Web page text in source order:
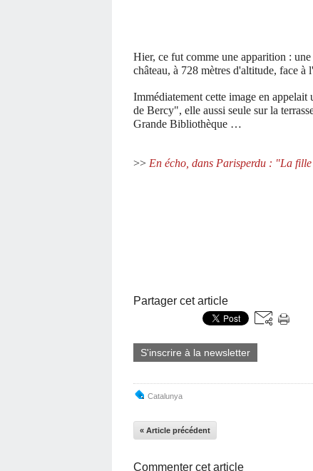
Hier, ce fut comme une apparition :
château, à 728 mètres d'altitude, face
Immédiatement cette image en
de Bercy", elle aussi seule sur la
Grande Bibliothèque …
>> En écho, dans Parisperdu : "La
Partager cet article
S'inscrire à la newsletter
Catalunya
« Article précédent
Commenter cet article